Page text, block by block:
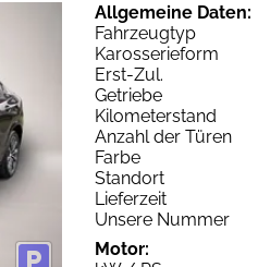
Allgemeine Daten:
Fahrzeugtyp
Karosserieform
Erst-Zul.
Getriebe
Kilometerstand
Anzahl der Türen
Farbe
Standort
Lieferzeit
Unsere Nummer
Motor: